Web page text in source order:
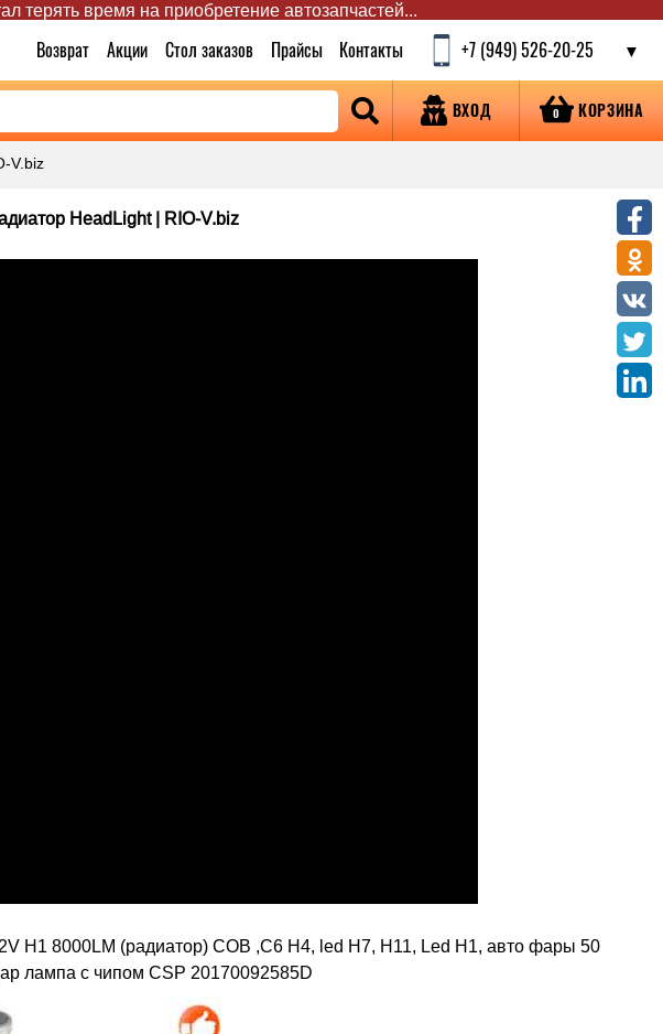
терять время на приобретение автозапчастей...
Возврат Акции Стол заказов Прайсы Контакты +7 (949) 526-20-25
ВХОД 0 КОРЗИНА
V.biz
HeadLight | RIO-V.biz
H1 8000LM (радиатор) COB ,C6 H4, led H7, H11, Led H1, авто фары 50
лампа с чипом CSP 20170092585D